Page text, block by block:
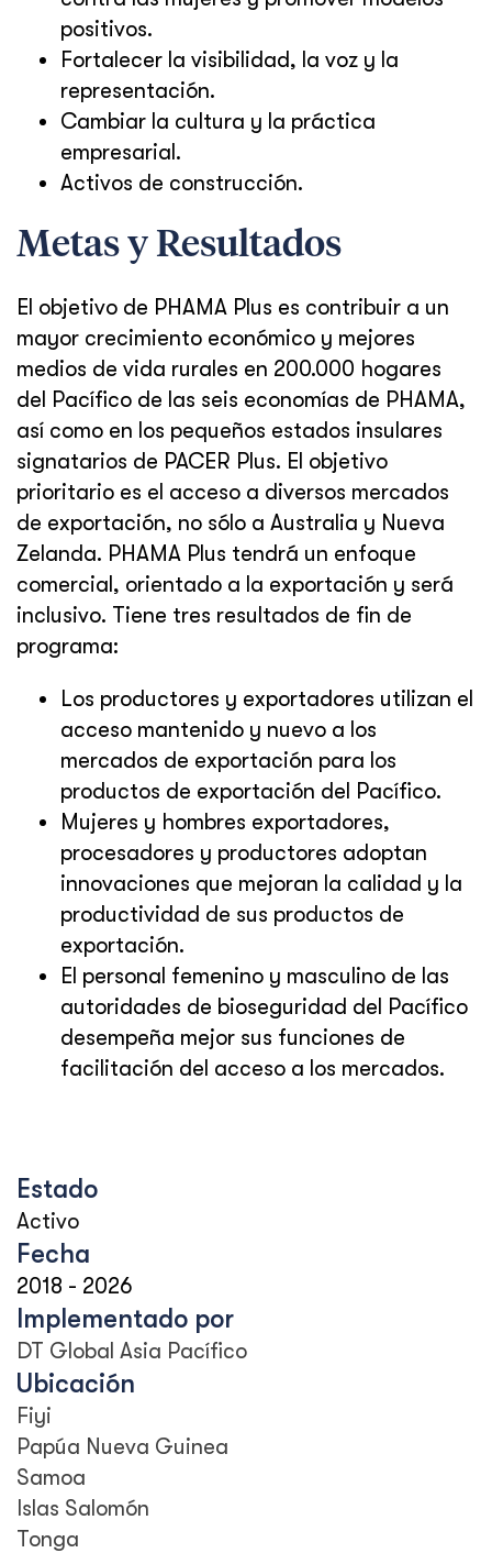
positivos.
Fortalecer la visibilidad, la voz y la
representación.
Cambiar la cultura y la práctica
empresarial.
Activos de construcción.
Metas y Resultados
El objetivo de PHAMA Plus es contribuir a un
mayor crecimiento económico y mejores
medios de vida rurales en 200.000 hogares
del Pacífico de las seis economías de PHAMA,
así como en los pequeños estados insulares
signatarios de PACER Plus. El objetivo
prioritario es el acceso a diversos mercados
de exportación, no sólo a Australia y Nueva
Zelanda. PHAMA Plus tendrá un enfoque
comercial, orientado a la exportación y será
inclusivo. Tiene tres resultados de fin de
programa:
Los productores y exportadores utilizan el
acceso mantenido y nuevo a los
mercados de exportación para los
productos de exportación del Pacífico.
Mujeres y hombres exportadores,
procesadores y productores adoptan
innovaciones que mejoran la calidad y la
productividad de sus productos de
exportación.
El personal femenino y masculino de las
autoridades de bioseguridad del Pacífico
desempeña mejor sus funciones de
facilitación del acceso a los mercados.
Estado
Activo
Fecha
2018 - 2026
Implementado por
DT Global Asia Pacífico
Ubicación
Fiyi
Papúa Nueva Guinea
Samoa
Islas Salomón
Tonga